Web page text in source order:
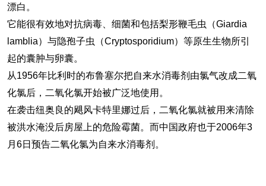
漂白。
它能很有效地对抗病毒、细菌和包括梨形鞭毛虫（Giardia
lamblia）与隐孢子虫（Cryptosporidium）等原生生物所引
起的囊肿与卵囊。
从1956年比利时的布鲁塞尔把自来水消毒剂由氯气改成二氧
化氯后，二氧化氯开始被广泛地使用。
在袭击纽奥良的飓风卡特里娜过后，二氧化氯就被用来清除
被洪水淹没后房屋上的危险霉菌。而中国政府也于2006年3
月6日预告二氧化氯为自来水消毒剂。